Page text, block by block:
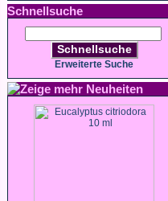
Schnellsuche
Schnellsuche
Erweiterte Suche
Neuheiten